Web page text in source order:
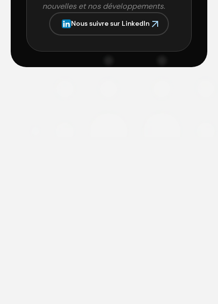
nouvelles et nos développements.
Nous suivre sur LinkedIn